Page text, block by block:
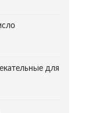
для